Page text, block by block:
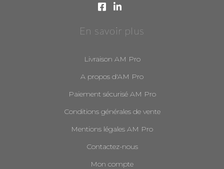
En savoir plus
Livraison AM Pro
A propos d'AM Pro
Paiement sécurisé AM Pro
Conditions générales de vente
Mentions légales AM Pro
Contactez-nous
Mon compte